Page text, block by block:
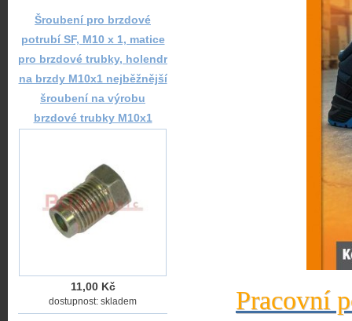
Pracovní
Šroubení pro brzdové
potrubí SF, M10 x 1, matice
pro brzdové trubky, holendr
na brzdy M10x1 nejběžnější
šroubení na výrobu
brzdové trubky M10x1
11,00 Kč
dostupnost: skladem